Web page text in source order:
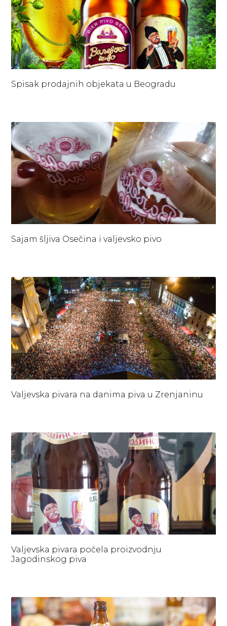
Spisak prodajnih objekata u Beogradu
Sajam šljiva Osečina i valjevsko pivo
Valjevska pivara na danima piva u Zrenjaninu
Valjevska pivara počela proizvodnju
Jagodinskog piva